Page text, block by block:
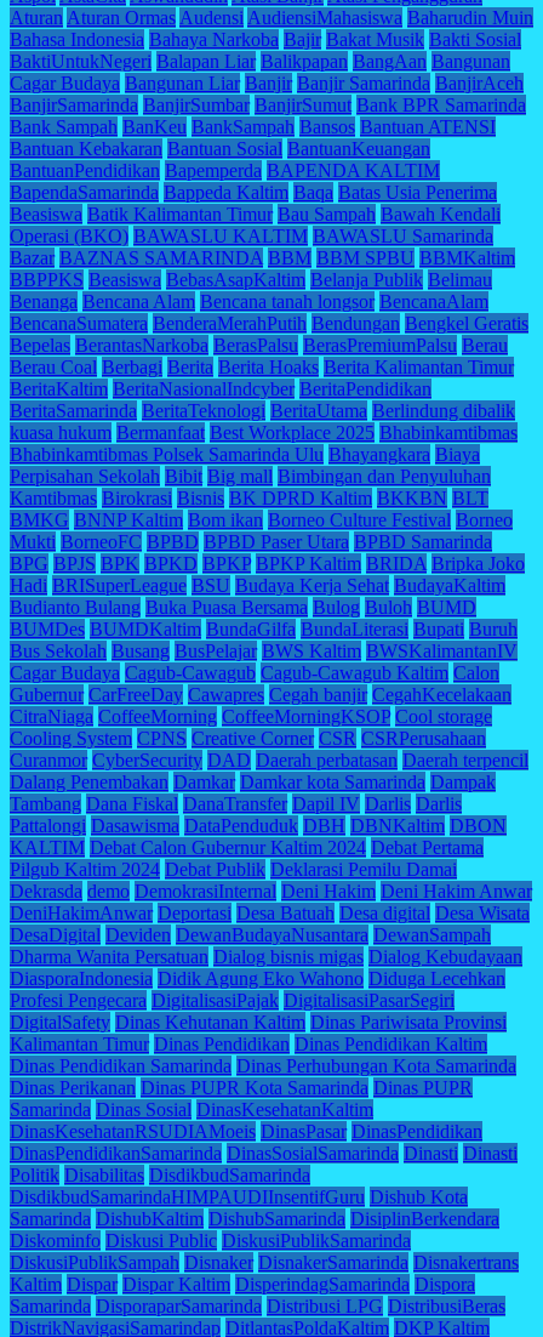
Aturan Aturan Ormas Audensi AudiensiMahasiswa Baharudin Muin
Bahasa Indonesia Bahaya Narkoba Bajir Bakat Musik Bakti Sosial
BaktiUntukNegeri Balapan Liar Balikpapan BangAan Bangunan
Cagar Budaya Bangunan Liar Banjir Banjir Samarinda BanjirAceh
BanjirSamarinda BanjirSumbar BanjirSumut Bank BPR Samarinda
Bank Sampah BanKeu BankSampah Bansos Bantuan ATENSI
Bantuan Kebakaran Bantuan Sosial BantuanKeuangan
BantuanPendidikan Bapemperda BAPENDA KALTIM
BapendaSamarinda Bappeda Kaltim Baqa Batas Usia Penerima
Beasiswa Batik Kalimantan Timur Bau Sampah Bawah Kendali
Operasi (BKO) BAWASLU KALTIM BAWASLU Samarinda
Bazar BAZNAS SAMARINDA BBM BBM SPBU BBMKaltim
BBPPKS Beasiswa BebasAsapKaltim Belanja Publik Belimau
Benanga Bencana Alam Bencana tanah longsor BencanaAlam
BencanaSumatera BenderaMerahPutih Bendungan Bengkel Geratis
Bepelas BerantasNarkoba BerasPalsu BerasPremiumPalsu Berau
Berau Coal Berbagi Berita Berita Hoaks Berita Kalimantan Timur
BeritaKaltim BeritaNasionalIndcyber BeritaPendidikan
BeritaSamarinda BeritaTeknologi BeritaUtama Berlindung dibalik
kuasa hukum Bermanfaat Best Workplace 2025 Bhabinkamtibmas
Bhabinkamtibmas Polsek Samarinda Ulu Bhayangkara Biaya
Perpisahan Sekolah Bibit Big mall Bimbingan dan Penyuluhan
Kamtibmas Birokrasi Bisnis BK DPRD Kaltim BKKBN BLT
BMKG BNNP Kaltim Bom ikan Borneo Culture Festival Borneo
Mukti BorneoFC BPBD BPBD Paser Utara BPBD Samarinda
BPG BPJS BPK BPKD BPKP BPKP Kaltim BRIDA Bripka Joko
Hadi BRISuperLeague BSU Budaya Kerja Sehat BudayaKaltim
Budianto Bulang Buka Puasa Bersama Bulog Buloh BUMD
BUMDes BUMDKaltim BundaGilfa BundaLiterasi Bupati Buruh
Bus Sekolah Busang BusPelajar BWS Kaltim BWSKalimantanIV
Cagar Budaya Cagub-Cawagub Cagub-Cawagub Kaltim Calon
Gubernur CarFreeDay Cawapres Cegah banjir CegahKecelakaan
CitraNiaga CoffeeMorning CoffeeMorningKSOP Cool storage
Cooling System CPNS Creative Corner CSR CSRPerusahaan
Curanmor CyberSecurity DAD Daerah perbatasan Daerah terpencil
Dalang Penembakan Damkar Damkar kota Samarinda Dampak
Tambang Dana Fiskal DanaTransfer Dapil IV Darlis Darlis
Pattalongi Dasawisma DataPenduduk DBH DBNKaltim DBON
KALTIM Debat Calon Gubernur Kaltim 2024 Debat Pertama
Pilgub Kaltim 2024 Debat Publik Deklarasi Pemilu Damai
Dekrasda demo DemokrasiInternal Deni Hakim Deni Hakim Anwar
DeniHakimAnwar Deportasi Desa Batuah Desa digital Desa Wisata
DesaDigital Deviden DewanBudayaNusantara DewanSampah
Dharma Wanita Persatuan Dialog bisnis migas Dialog Kebudayaan
DiasporaIndonesia Didik Agung Eko Wahono Diduga Lecehkan
Profesi Pengecara DigitalisasiPajak DigitalisasiPasarSegiri
DigitalSafety Dinas Kehutanan Kaltim Dinas Pariwisata Provinsi
Kalimantan Timur Dinas Pendidikan Dinas Pendidikan Kaltim
Dinas Pendidikan Samarinda Dinas Perhubungan Kota Samarinda
Dinas Perikanan Dinas PUPR Kota Samarinda Dinas PUPR
Samarinda Dinas Sosial DinasKesehatanKaltim
DinasKesehatanRSUDIAMoeis DinasPasar DinasPendidikan
DinasPendidikanSamarinda DinasSosialSamarinda Dinasti Dinasti
Politik Disabilitas DisdikbudSamarinda
DisdikbudSamarindaHIMPAUDIInsentifGuru Dishub Kota
Samarinda DishubKaltim DishubSamarinda DisiplinBerkendara
Diskominfo Diskusi Public DiskusiPublikSamarinda
DiskusiPublikSampah Disnaker DisnakerSamarinda Disnakertrans
Kaltim Dispar Dispar Kaltim DisperindagSamarinda Dispora
Samarinda DisporaparSamarinda Distribusi LPG DistribusiBeras
DistrikNavigasiSamarindap DitlantasPoldaKaltim DKP Kaltim